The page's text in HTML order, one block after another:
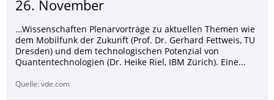
26. November
...Wissenschaften Plenarvorträge zu aktuellen Themen wie
dem Mobilfunk der Zukunft (Prof. Dr. Gerhard Fettweis, TU
Dresden) und dem technologischen Potenzial von
Quantentechnologien (Dr. Heike Riel, IBM Zürich). Eine...
Quelle: vde.com